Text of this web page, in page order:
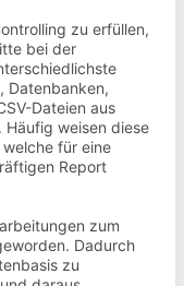
zu erfüllen,
bei der
Datenbanken,
Dateien aus
Häufig weisen diese
für eine
Report
zum
Dadurch
zu